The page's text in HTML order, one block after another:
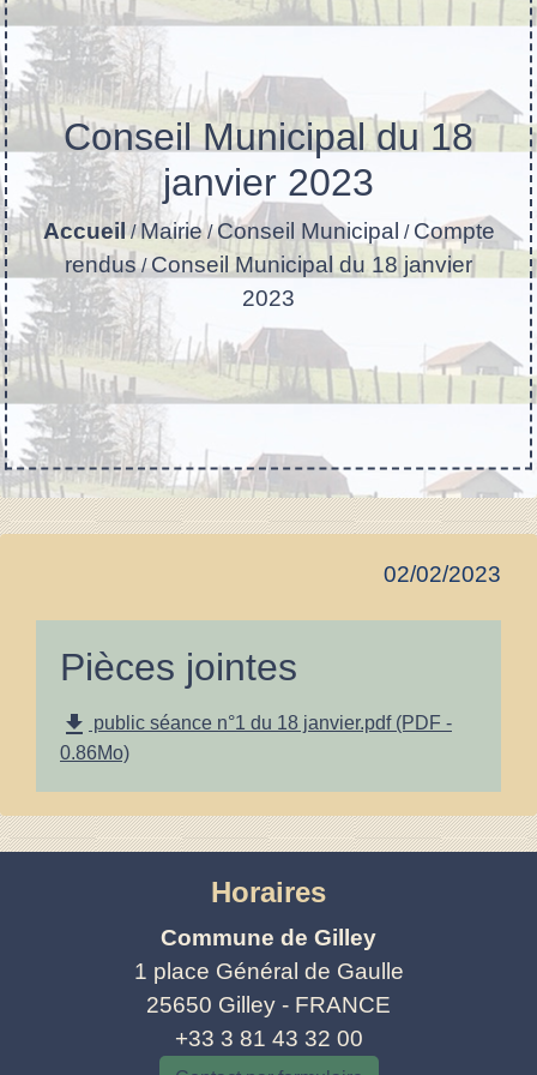
Conseil Municipal du 18
janvier 2023
Accueil/Mairie/Conseil Municipal / Compte
rendus/ Conseil Municipal du 18 janvier
2023
02/02/2023
Pièces jointes
file_download public séance n°1 du 18 janvier.pdf (PDF -
0.86Mo)
Horaires
Commune de Gilley
1 place Général de Gaulle
25650 Gilley - FRANCE
+33 3 81 43 32 00